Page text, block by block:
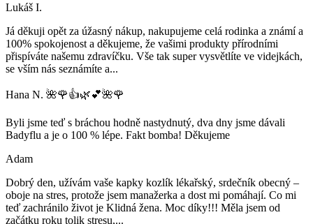
Lukáš I.
Já děkuji opět za úžasný nákup, nakupujeme celá rodinka a známí a
100% spokojenost a děkujeme, že vašimi produkty přírodními
přispíváte našemu zdravíčku. Vše tak super vysvětlíte ve videjkách,
se vším nás seznámíte a...
Hana N. 🌺🌹👍🌿💕🌺🌹
Byli jsme teď s bráchou hodně nastydnutý, dva dny jsme dávali
Badyflu a je o 100 % lépe. Fakt bomba! Děkujeme
Adam
Dobrý den, užívám vaše kapky kozlík lékařský, srdečník obecný –
oboje na stres, protože jsem manažerka a dost mi pomáhají. Co mi
teď zachránilo život je Klidná žena. Moc díky!!! Měla jsem od
začátku roku tolik stresu,...